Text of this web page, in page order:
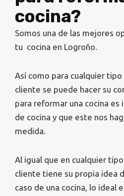
cocina?
Somos una de las mejores
tu cocina en Logroño.
Así como para cualquier
cliente se puede hacer su
para reformar una cocina es
de cocina y que este nos
medida.
Al igual que en cualquier
cliente tiene su propia idea
caso de una cocina, lo ideal